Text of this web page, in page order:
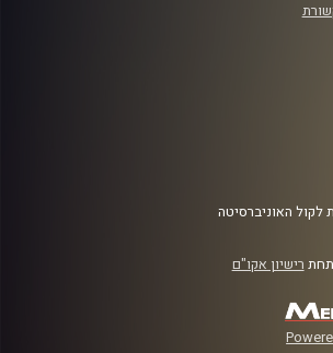
לקול האוניברסיטה
רישיון אקו"ם